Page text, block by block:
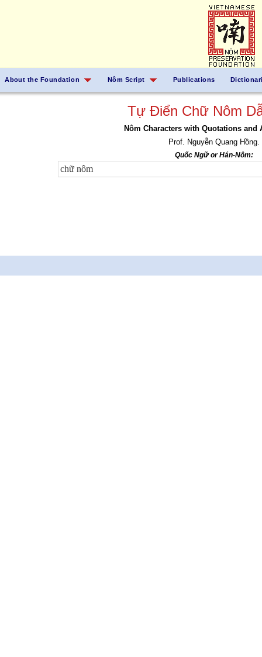
About the Foundation Nôm Script Publications
Tự Điển Chữ Nôm
Nôm Characters with Quotations and
Prof. Nguyễn Quang Hồng.
Quốc Ngữ or Hán-Nôm: